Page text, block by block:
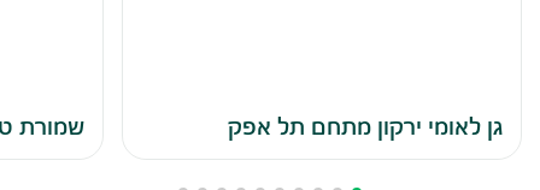
גן לאומי ירקון מתחם תל אפק שמורת